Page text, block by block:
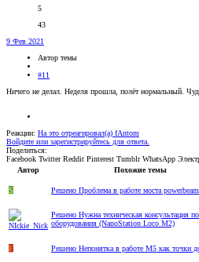
5
43
9 Фев 2021
Автор темы
#11
Ничего не делал. Неделя прошла, полёт нормальный.
Реакции: На это отреагировал(а) fAntom
Войдите или зарегистрируйтесь для ответа.
Поделиться:
Facebook Twitter Reddit Pinterest Tumblr WhatsApp
Автор
Похожие темы
S Решено Проблема в работе моста
Решено Нужна техническая консультация
оборудования (NanoStation Loco M2)
F Решено Непонятка в работе M5 как точки